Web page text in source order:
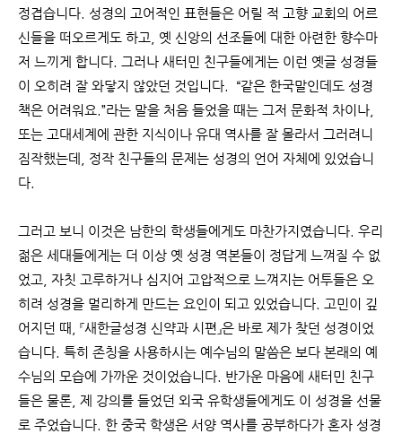
정겹습니다. 성경의 고어적인 표현들은 어릴 적 고향 교회의 어르
신들을 떠오르게도 하고, 옛 신앙의 선조들에 대한 아련한 향수마
저 느끼게 합니다. 그러나 새터민 친구들에게는 이런 옛글 성경들
이 오히려 잘 와닿지 않았던 것입니다.
“같은 한국말인데도 성경
책은 어려워요.”라는 말을 처음 들었을 때는 그저 문화적 차이나,
또는 고대세계에 관한 지식이나 유대 역사를 잘 몰라서 그러려니
짐작했는데, 정작 친구들의 문제는 성경의 언어 자체에 있었습니
다.
그러고 보니 이것은 남한의 학생들에게도 마찬가지였습니다. 우리
젊은 세대들에게는 더 이상 옛 성경 역본들이 정답게 느껴질 수 없
었고, 자칫 고루하거나 심지어 고압적으로 느껴지는 어투들은 오
히려 성경을 멀리하게 만드는 요인이 되고 있었습니다. 고민이 깊
어지던 때, 『새한글성경 신약과 시편』은 바로 제가 찾던 성경이었
습니다. 특히 존칭을 사용하시는 예수님의 말씀은 보다 본래의 예
수님의 모습에 가까운 것이었습니다. 반가운 마음에 새터민 친구
들은 물론, 제 강의를 들었던 외국 유학생들에게도 이 성경을 선물
로 주었습니다. 한 중국 학생은 서양 역사를 공부하다가 혼자 성경